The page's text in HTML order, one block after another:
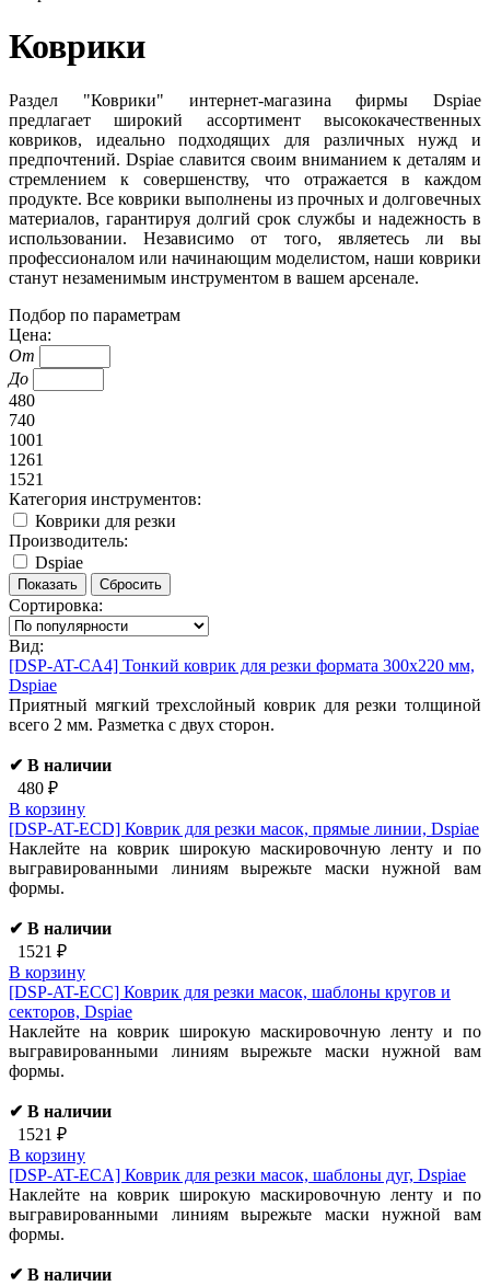
Коврики
Раздел "Коврики" интернет-магазина фирмы Dspiae
предлагает широкий ассортимент высококачественных
ковриков, идеально подходящих для различных нужд и
предпочтений. Dspiae славится своим вниманием к деталям и
стремлением к совершенству, что отражается в каждом
продукте. Все коврики выполнены из прочных и долговечных
материалов, гарантируя долгий срок службы и надежность в
использовании. Независимо от того, являетесь ли вы
профессионалом или начинающим моделистом, наши коврики
станут незаменимым инструментом в вашем арсенале.
Подбор по параметрам
Цена:
От
До
480
740
1001
1261
1521
Категория инструментов:
Коврики для резки
Производитель:
Dspiae
Сортировка:
Вид:
[DSP-AT-CA4] Тонкий коврик для резки формата 300х220 мм,
Dspiae
Приятный мягкий трехслойный коврик для резки толщиной
всего 2 мм. Разметка с двух сторон.
✔ В наличии
480 ₽
В корзину
[DSP-AT-ECD] Коврик для резки масок, прямые линии, Dspiae
Наклейте на коврик широкую маскировочную ленту и по
выгравированными линиям вырежьте маски нужной вам
формы.
✔ В наличии
1521 ₽
В корзину
[DSP-AT-ECC] Коврик для резки масок, шаблоны кругов и
секторов, Dspiae
Наклейте на коврик широкую маскировочную ленту и по
выгравированными линиям вырежьте маски нужной вам
формы.
✔ В наличии
1521 ₽
В корзину
[DSP-AT-ECA] Коврик для резки масок, шаблоны дуг, Dspiae
Наклейте на коврик широкую маскировочную ленту и по
выгравированными линиям вырежьте маски нужной вам
формы.
✔ В наличии